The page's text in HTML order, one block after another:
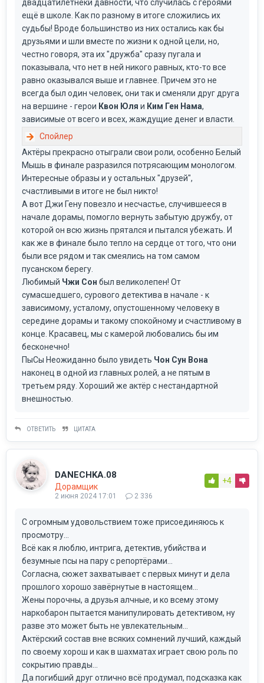
двадцатилетнекй давности, что случилась с героями
ещё в школе. Как по разному в итоге сложились их
судьбы! Вроде большинство из них остались как бы
друзьями и шли вместе по жизни к одной цели, но,
честно говоря, эта их "дружба" сразу пугала и
показывала, что нет в ней никого равных, кто-то все
равно оказывался выше и главнее. Причем это не
всегда был один человек, они так и сменяли друг друга
на вершине - герои Квон Юля и Ким Ген Нама,
зависимые от всего и всех, жаждущие денег и власти.
Актёры прекрасно отыграли свои роли, особенно Белый
Мышь в финале разразился потрясающим монологом.
Интересные образы и у остальных "друзей",
счастливыми в итоге не был никто!
А вот Джи Гену повезло и несчастье, случившееся в
начале дорамы, помогло вернуть забытую дружбу, от
которой он всю жизнь прятался и пытался убежать. И
как же в финале было тепло на сердце от того, что они
были все рядом и так смеялись на том самом
пусанском берегу.
Любимый Чжи Сон был великолепен! От
сумасшедшего, сурового детектива в начале - к
зависимому, усталому, опустошенному человеку в
середине дорамы и такому спокойному и счастливому в
конце. Красавец, мы с камерой любовались бы им
бесконечно!
ПыСы Неожиданно было увидеть Чон Сун Вона
наконец в одной из главных ролей, а не пятым в
третьем ряду. Хороший же актёр с нестандартной
внешностью.
ОТВЕТИТЬ ЦИТАТА
DANECHKA.08
Дорамщик
2 июня 2024 17:01 2 336
+4
С огромным удовольствием тоже присоединяюсь к
просмотру...
Всё как я люблю, интрига, детектив, убийства и
безумные псы на пару с репортёрами...
Согласна, сюжет захватывает с первых минут и дела
прошлого хорошо завёрнутые в настоящем...
Жены порочны, а друзья алчные, и ко всему этому
наркобарон пытается манипулировать детективом, ну
разве это может быть не увлекательным...
Актёрский состав вне всяких сомнений лучший, каждый
по своему хорош и как в шахматах играет свою роль по
сокрытию правды...
Да погибший друг отлично всё продумал, подсказка как